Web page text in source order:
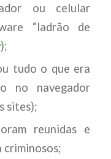
ou celular
“ladrão de
);
tudo o que era
no navegador
sites);
reunidas e
criminosos;